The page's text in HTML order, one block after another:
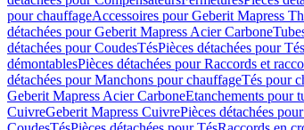
pour chauffageAccessoires pour Geberit Mapress
détachées pour Geberit Mapress Acier Carbone
détachées pour CoudesTésPièces détachées pour Tés
démontablesPièces détachées pour Raccords et
détachées pour Manchons pour chauffageTés pour
Geberit Mapress Acier CarboneEtanchements pour
CuivreGeberit Mapress CuivrePièces détachées